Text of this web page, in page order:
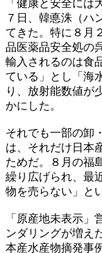
「健康と安全には
７日、韓悳洙（ハ
てきた。特に８月
品医薬品安全処の
輸入されるのは食
ている」とし「海
り、放射能数値が
かにした。
それでも一部の卸
は、それだけ日本
ためだ。８月の福
繰り広げられ、最
物を売らない」と
「原産地未表示
ンダリングが増え
本産水産物摘発事